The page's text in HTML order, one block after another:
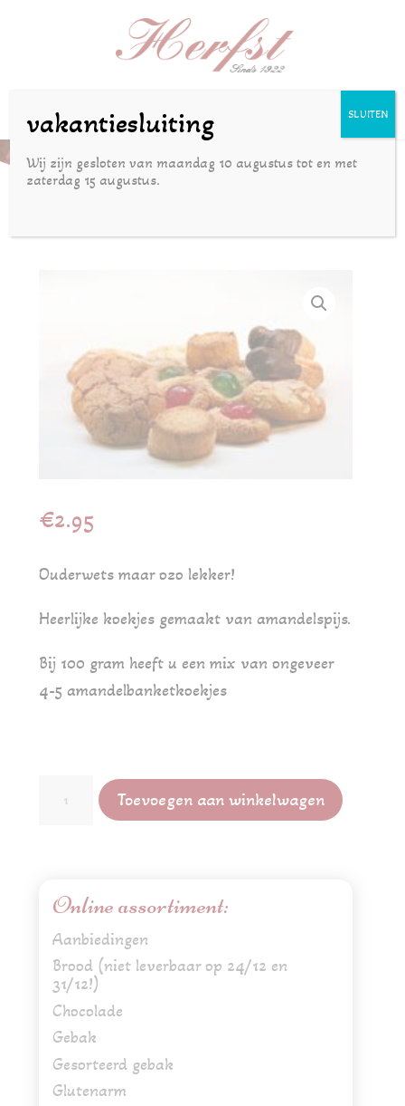
Amandelbanketkoekjes (100 gram)
€2.95
Ouderwets maar ozo lekker!
Heerlijke koekjes gemaakt van amandelspijs.
Bij 100 gram heeft u een mix van ongeveer
4-5 amandelbanketkoekjes
Amandelbanketkoekjes
Toevoegen aan winkelwagen
Online assortiment:
Aanbiedingen
Brood (niet leverbaar op 24/12 en
31/12!)
Chocolade
Gebak
Gesorteerd gebak
Glutenarm
vakantiesluiting
Wij zijn gesloten van maandag 10 augustus tot en met
zaterdag 15 augustus.
SLUITEN